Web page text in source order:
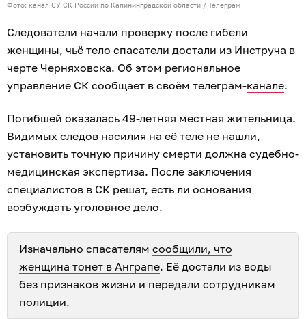
Фото: канал СУ СК России по Калининградской области / Телеграм
Следователи начали проверку после гибели
женщины, чьё тело спасатели достали из Инструча в
черте Черняховска. Об этом региональное
управление СК сообщает в своём телеграм-канале.
Погибшей оказалась 49-летняя местная жительница.
Видимых следов насилия на её теле не нашли,
установить точную причину смерти должна судебно-
медицинская экспертиза. После заключения
специалистов в СК решат, есть ли основания
возбуждать уголовное дело.
Изначально спасателям сообщили, что
женщина тонет в Анграпе. Её достали из воды
без признаков жизни и передали сотрудникам
полиции.